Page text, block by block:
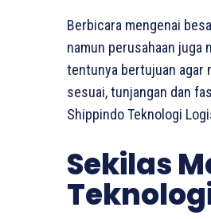
Berbicara mengenai
namun perusahaan juga
tentunya bertujuan agar
sesuai, tunjangan dan
Shippindo Teknologi
Sekilas